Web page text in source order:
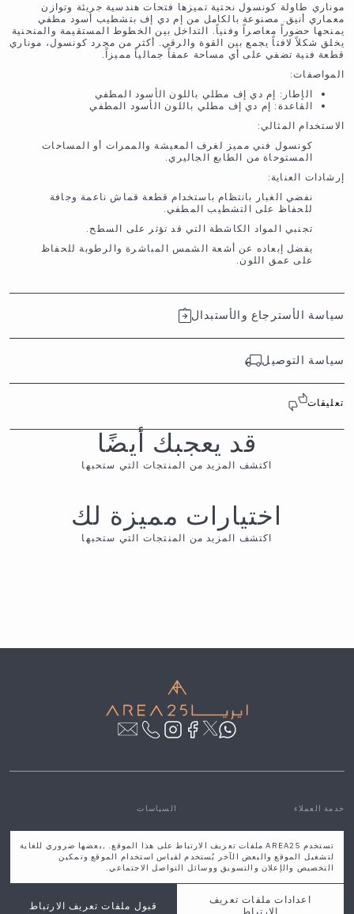
تستخدم AREA25 ملفات تعريف الارتباط على هذا الموقع. ,بعضها ضروري للغاية
لتشغيل الموقع والبعض الآخر يُستخدم لقياس استخدام الموقع وتمكين
التخصيص والإعلان والتسويق ووسائل التواصل الاجتماعي.
اعدادات ملفات تعريف
الارتباط
قبول ملفات تعريف الارتباط
موناري طاولة كونسول نحتية تميزها فتحات هندسية جريئة وتوازن
معماري أنيق. مصنوعة بالكامل من إم دي إف بتشطيب أسود مطفي
يمنحها حضوراً معاصراً وفنياً. التداخل بين الخطوط المستقيمة والمنحنية
يخلق شكلاً لافتاً يجمع بين القوة والرقي. أكثر من مجرد كونسول، موناري
قطعة فنية تضفي على أي مساحة عمقاً جمالياً مميزاً.
المواصفات:
الإطار: إم دي إف مطلي باللون الأسود المطفي
القاعدة: إم دي إف مطلي باللون الأسود المطفي
الاستخدام المثالي:
كونسول فني مميز لغرف المعيشة والممرات أو المساحات
المستوحاة من الطابع الجاليري.
إرشادات العناية:
نفضي الغبار بانتظام باستخدام قطعة قماش ناعمة وجافة
للحفاظ على التشطيب المطفي.
تجنبي المواد الكاشطة التي قد تؤثر على السطح.
يفضل إبعاده عن أشعة الشمس المباشرة والرطوبة للحفاظ
على عمق اللون.
سياسة الأسترجاع والأستبدال
سياسة التوصيل
تعليقات
قد يعجبك أيضًا
اكتشف المزيد من المنتجات التي ستحبها
اختيارات مميزة لك
اكتشف المزيد من المنتجات التي ستحبها
خدمة العملاء
من نحن
فروعنا
الاسئلة الشائعة
مدونة
معلومات التوصيل والتخزين
خدمات التصميم
السياسات
الشروط والأحكام
سياسة الاستبدال و الاسترجاع